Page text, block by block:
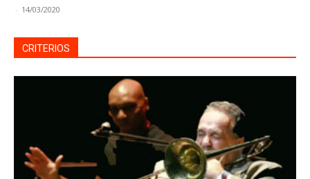
- 14/03/2020
CRITERIOS